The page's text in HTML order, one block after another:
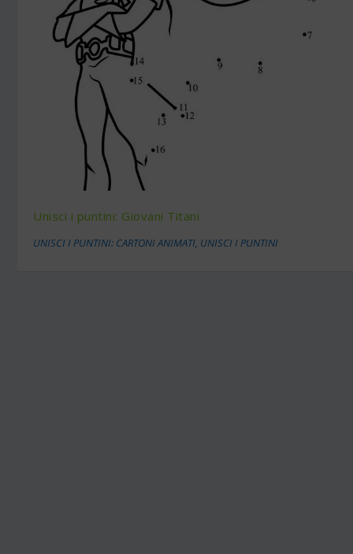
Unisci i puntini: Giovani Titani
UNISCI I PUNTINI: CARTONI ANIMATI, UNISCI I PUNTINI